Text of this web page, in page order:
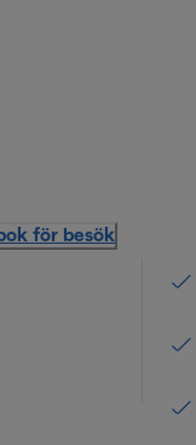
för besök